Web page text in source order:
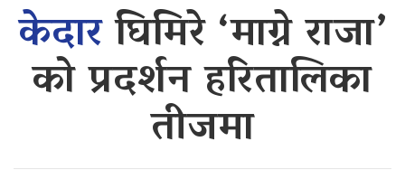
केदारघिमिरे ‘माग्ने राजा’
को प्रदर्शन हरितालिका
तीजमा